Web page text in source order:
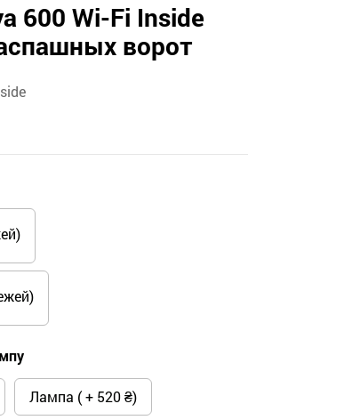
600 Wi-Fi Inside
ворот
Лампа ( + 520 ₴)